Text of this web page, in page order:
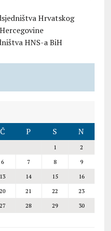
Hrvatskog
HNS-a BiH
Č P S N
1
2
6 7 8
9
13 14 15
16
20 21 22
23
27 28 29
30